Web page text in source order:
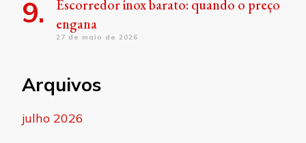
Escorredor inox barato: quando o preço
engana
27 de maio de 2026
Arquivos
julho 2026